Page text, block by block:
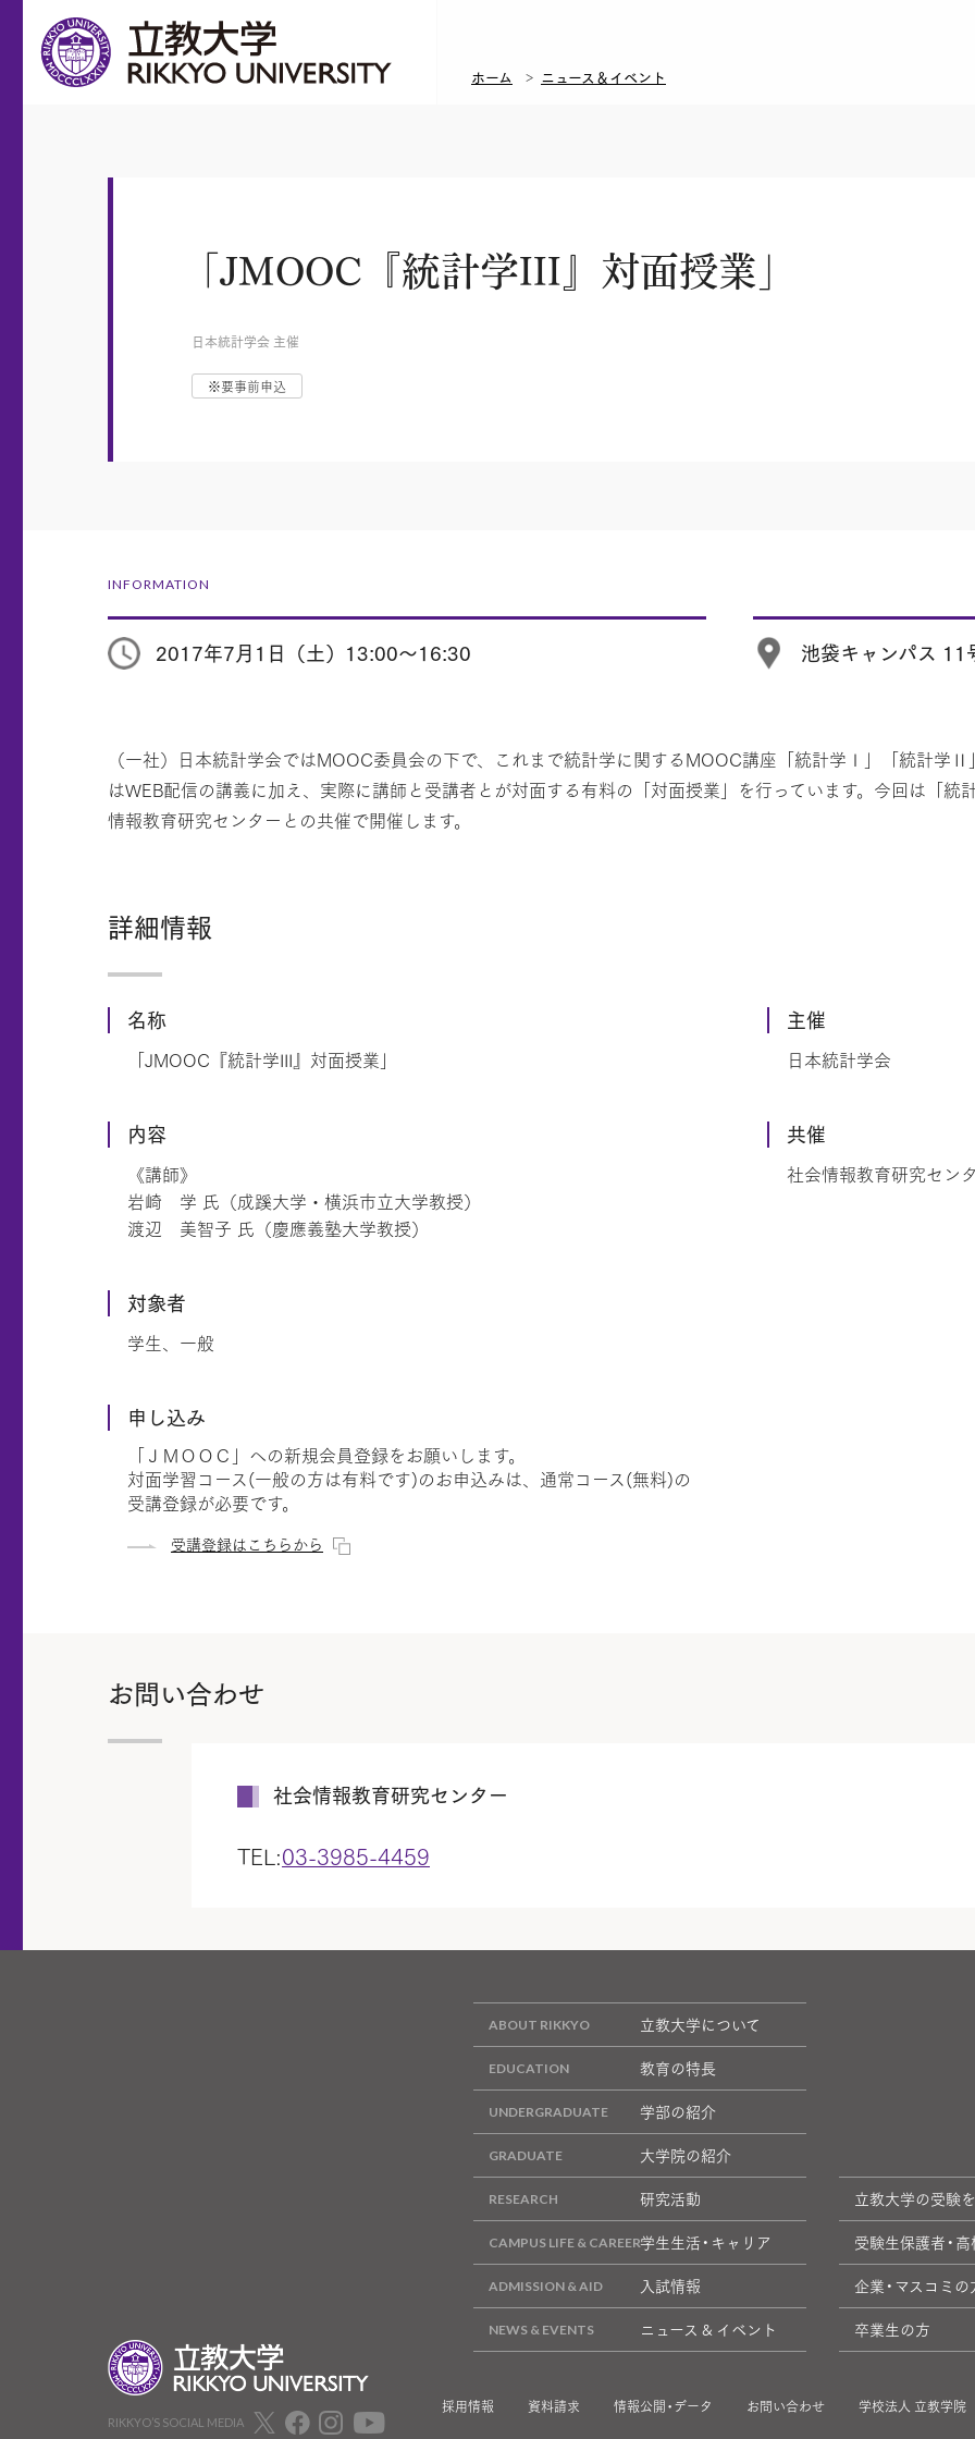
ホーム ニュース＆イベント
「JMOOC『統計学III』対面授業」
日本統計学会 主催
※要事前申込
INFORMATION
2017年7月1日（土）13:00～16:30 池袋キャンパス
（一社）日本統計学会ではMOOC委員会の下で、これまで統計学に関するMOOC講座「統計学Ⅰ」「統計学
はWEB配信の講義に加え、実際に講師と受講者とが対面する有料の「対面授業」を行っています。今回は「
情報教育研究センターとの共催で開催します。
詳細情報
名称
「JMOOC『統計学III』対面授業」
内容
《講師》
岩崎 学 氏（成蹊大学・横浜市立大学教授）
渡辺 美智子 氏（慶應義塾大学教授）
対象者
学生、一般
申し込み
「ＪＭＯＯＣ」への新規会員登録をお願いします。
対面学習コース(一般の方は有料です)のお申込みは、通常コース(無料)の
受講登録が必要です。
受講登録はこちらから
主催
日本統計学会
共催
社会情報教育研究セン
お問い合わせ
社会情報教育研究センター
TEL:03-3985-4459
立教大学について
教育の特長
学部の紹介
大学院の紹介
研究活動
学生生活・キャリア
入試情報
ニュース & イベント
立教大学の受験
受験生保護者・
企業・マスコミの
卒業生の方
採用情報 資料請求 情報公開・データ お問い合わせ 学校法人 立教学院
RIKKYO’S SOCIAL MEDIA